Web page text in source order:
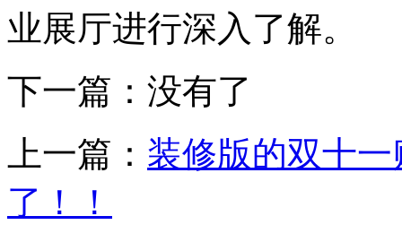
业展厅进行深入了解。
下一篇：没有了
上一篇： 装修版的双十
了！！